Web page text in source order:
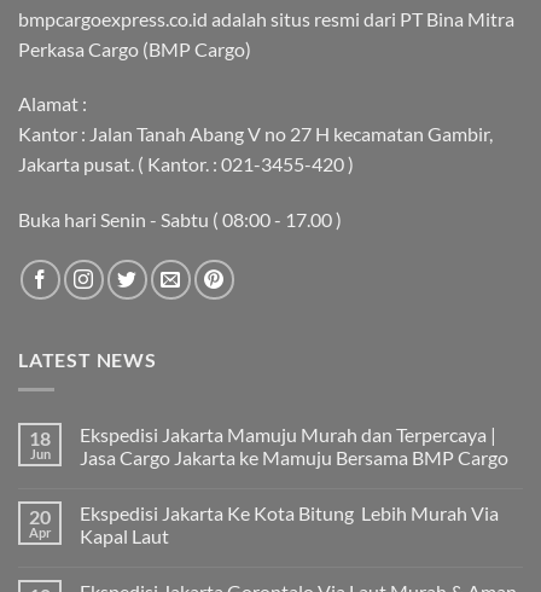
bmpcargoexpress.co.id adalah situs resmi dari PT Bina Mitra
Perkasa Cargo (BMP Cargo)
Alamat :
Kantor : Jalan Tanah Abang V no 27 H kecamatan Gambir,
Jakarta pusat. ( Kantor. : 021-3455-420 )
Buka hari Senin - Sabtu ( 08:00 - 17.00 )
LATEST NEWS
18
Jun
Ekspedisi Jakarta Mamuju Murah dan Terpercaya |
Jasa Cargo Jakarta ke Mamuju Bersama BMP Cargo
komentar
pada
Ekspedisi
20
Apr
Ekspedisi Jakarta Ke Kota Bitung Lebih Murah Via
Kapal Laut